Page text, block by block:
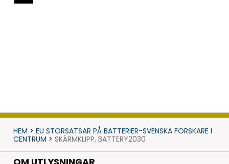
HEM > EU STORSATSAR PÅ BATTERIER-SVENSKA FORSKARE I
CENTRUM > SKÄRMKLIPP, BATTERY2030